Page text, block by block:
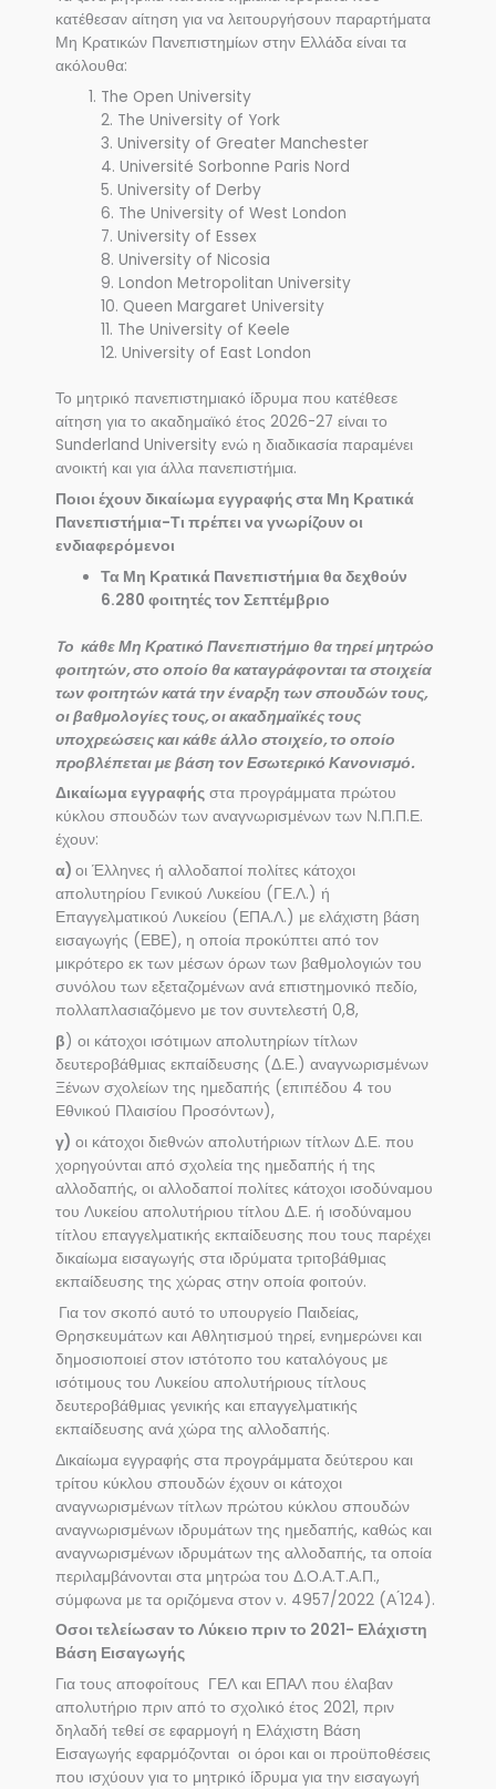
κατέθεσαν αίτηση για να λειτουργήσουν παραρτήματα
Μη Κρατικών Πανεπιστημίων στην Ελλάδα είναι τα
ακόλουθα:
The Open University
2. The University of York
3. University of Greater Manchester
4. Université Sorbonne Paris Nord
5. University of Derby
6. The University of West London
7. University of Essex
8. University of Nicosia
9. London Metropolitan University
10. Queen Margaret University
11. The University of Keele
12. University of East London
Το μητρικό πανεπιστημιακό ίδρυμα που κατέθεσε
αίτηση για το ακαδημαϊκό έτος 2026-27 είναι το
Sunderland University ενώ η διαδικασία παραμένει
ανοικτή και για άλλα πανεπιστήμια.
Ποιοι έχουν δικαίωμα εγγραφής στα Μη Κρατικά
Πανεπιστήμια-Τι πρέπει να γνωρίζουν οι
ενδιαφερόμενοι
Τα Μη Κρατικά Πανεπιστήμια θα δεχθούν
6.280 φοιτητές τον Σεπτέμβριο
Tο κάθε Μη Κρατικό Πανεπιστήμιο θα τηρεί μητρώο
φοιτητών, στο οποίο θα καταγράφονται τα στοιχεία
των φοιτητών κατά την έναρξη των σπουδών τους,
οι βαθμολογίες τους, οι ακαδημαϊκές τους
υποχρεώσεις και κάθε άλλο στοιχείο, το οποίο
προβλέπεται με βάση τον Εσωτερικό Κανονισμό.
Δικαίωμα εγγραφής στα προγράμματα πρώτου
κύκλου σπουδών των αναγνωρισμένων των Ν.Π.Π.Ε.
έχουν:
α) οι Έλληνες ή αλλοδαποί πολίτες κάτοχοι
απολυτηρίου Γενικού Λυκείου (ΓΕ.Λ.) ή
Επαγγελματικού Λυκείου (ΕΠΑ.Λ.) με ελάχιστη βάση
εισαγωγής (ΕΒΕ), η οποία προκύπτει από τον
μικρότερο εκ των μέσων όρων των βαθμολογιών του
συνόλου των εξεταζομένων ανά επιστημονικό πεδίο,
πολλαπλασιαζόμενο με τον συντελεστή 0,8,
β) οι κάτοχοι ισότιμων απολυτηρίων τίτλων
δευτεροβάθμιας εκπαίδευσης (Δ.Ε.) αναγνωρισμένων
Ξένων σχολείων της ημεδαπής (επιπέδου 4 του
Εθνικού Πλαισίου Προσόντων),
γ) οι κάτοχοι διεθνών απολυτήριων τίτλων Δ.Ε. που
χορηγούνται από σχολεία της ημεδαπής ή της
αλλοδαπής, οι αλλοδαποί πολίτες κάτοχοι ισοδύναμου
του Λυκείου απολυτήριου τίτλου Δ.Ε. ή ισοδύναμου
τίτλου επαγγελματικής εκπαίδευσης που τους παρέχει
δικαίωμα εισαγωγής στα ιδρύματα τριτοβάθμιας
εκπαίδευσης της χώρας στην οποία φοιτούν.
Για τον σκοπό αυτό το υπουργείο Παιδείας,
Θρησκευμάτων και Αθλητισμού τηρεί, ενημερώνει και
δημοσιοποιεί στον ιστότοπο του καταλόγους με
ισότιμους του Λυκείου απολυτήριους τίτλους
δευτεροβάθμιας γενικής και επαγγελματικής
εκπαίδευσης ανά χώρα της αλλοδαπής.
Δικαίωμα εγγραφής στα προγράμματα δεύτερου και
τρίτου κύκλου σπουδών έχουν οι κάτοχοι
αναγνωρισμένων τίτλων πρώτου κύκλου σπουδών
αναγνωρισμένων ιδρυμάτων της ημεδαπής, καθώς και
αναγνωρισμένων ιδρυμάτων της αλλοδαπής, τα οποία
περιλαμβάνονται στα μητρώα του Δ.Ο.Α.Τ.Α.Π.,
σύμφωνα με τα οριζόμενα στον ν. 4957/2022 (Α ́124).
Οσοι τελείωσαν το Λύκειο πριν το 2021- Ελάχιστη
Βάση Εισαγωγής
Για τους αποφοίτους ΓΕΛ και ΕΠΑΛ που έλαβαν
απολυτήριο πριν από το σχολικό έτος 2021, πριν
δηλαδή τεθεί σε εφαρμογή η Ελάχιστη Βάση
Εισαγωγής εφαρμόζονται οι όροι και οι προϋποθέσεις
που ισχύουν για το μητρικό ίδρυμα για την εισαγωγή